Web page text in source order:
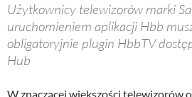
Użytkownicy telewizorów marki
uruchomieniem aplikacji Hbb
obligatoryjnie plugin HbbTV
Hub
W znaczącej większości telewizorów